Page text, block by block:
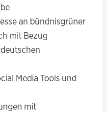
an bündnisgrüner
mit Bezug
Media Tools und
mit